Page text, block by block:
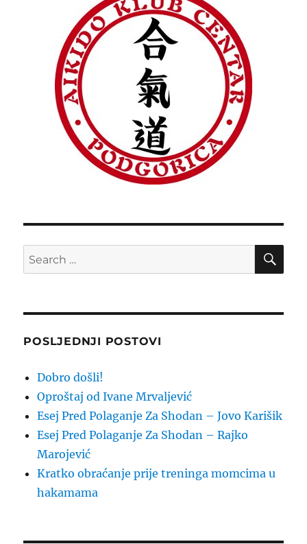
Search
for:
POSLJEDNJI POSTOVI
Dobro došli!
Oproštaj od Ivane Mrvaljević
Esej Pred Polaganje Za Shodan – Jovo Karišik
Esej Pred Polaganje Za Shodan – Rajko
Marojević
Kratko obraćanje prije treninga momcima u
hakamama